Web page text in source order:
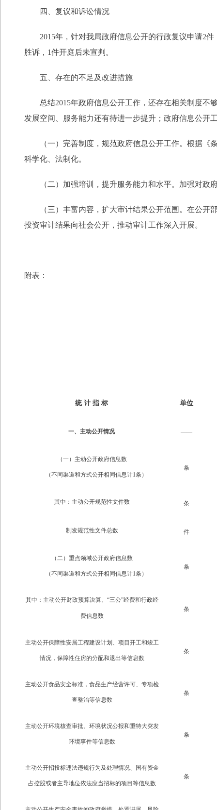
四、复议和诉讼情况
2015年，针对我局政府信息公开的行政复议申请2件
胜诉，1件开庭后未宣判。
五、存在的不足及改进措施
总结2015年政府信息公开工作，还存在相关制度不
发展空间、服务能力还有待进一步提升；政府信息公开
（一）完善制度，规范政府信息公开工作。根据《条
科学化、法制化。
（二）加强培训，提升服务能力和水平。加强对政府
（三）丰富内容，扩大审计结果公开范围。在公开部
投资审计结果向社会公开，推动审计工作深入开展。
附表：
统 计 指 标 单位
一、主动公开情况 ——
（一）主动公开政府信息数
（不同渠道和方式公开相同信息计1条）
条
其中：主动公开规范性文件数 条
制发规范性文件总数 件
（二）重点领域公开政府信息数
（不同渠道和方式公开相同信息计1条）
条
其中：主动公开财政预算决算、“三公”经费和行政经
费信息数
条
主动公开保障性安居工程建设计划、项目开工和竣工
情况，保障性住房的分配和退出等信息数
条
主动公开食品安全标准，食品生产经营许可、专项检
查整治等信息数
条
主动公开环境核查审批、环境状况公报和重特大突发
环境事件等信息数
条
主动公开招投标违法违规行为及处理情况、国有资金
占控股或者主导地位依法应当招标的项目等信息数
条